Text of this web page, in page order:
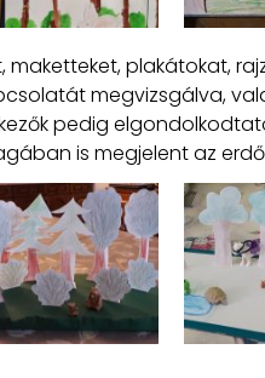
plakátokat,
megvizsgálva,
pedig
is megjelent az